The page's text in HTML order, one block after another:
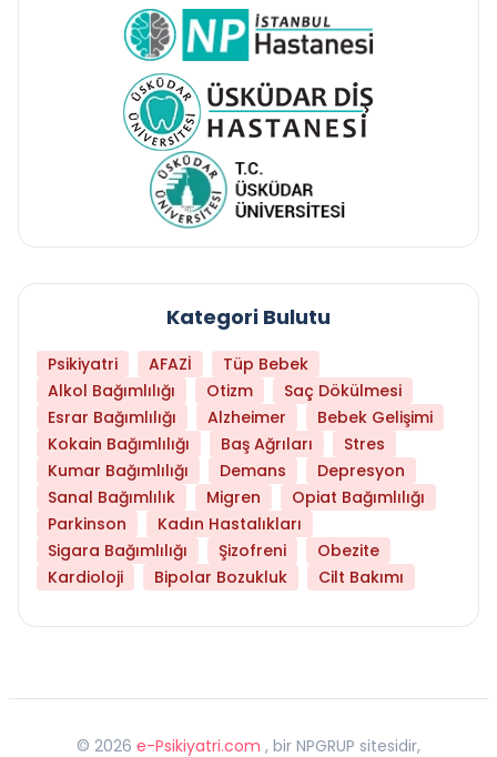
Kategori Bulutu
Psikiyatri AFAZİ
Tüp Bebek
Alkol Bağımlılığı
Otizm
Saç Dökülmesi
Esrar Bağımlılığı
Alzheimer
Bebek Gelişimi
Kokain Bağımlılığı
Baş Ağrıları
Stres
Kumar Bağımlılığı
Demans
Depresyon
Sanal Bağımlılık
Migren
Opiat Bağımlılığı
Parkinson
Kadın Hastalıkları
Sigara Bağımlılığı
Şizofreni
Obezite
Kardioloji
Bipolar Bozukluk Cilt Bakımı
© 2026 e-Psikiyatri.com , bir NPGRUP sitesidir,